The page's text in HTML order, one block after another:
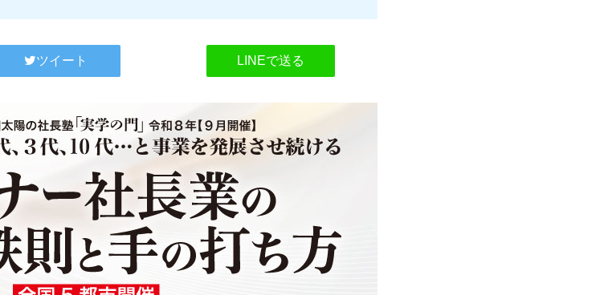
ツイート LINEで送る